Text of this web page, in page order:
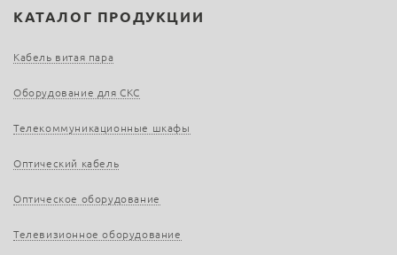
КАТАЛОГ ПРОДУКЦИИ
Кабель витая пара
Оборудование для СКС
Телекоммуникационные шкафы
Оптический кабель
Оптическое оборудование
Телевизионное оборудование